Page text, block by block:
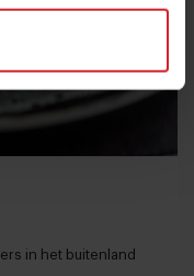
in het buitenland